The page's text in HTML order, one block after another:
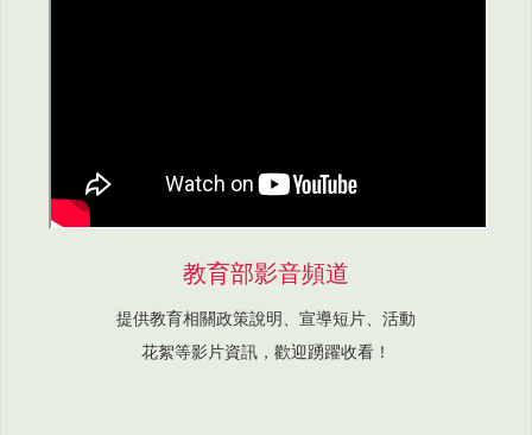
教育部影音頻道
提供教育相關政策說明、宣導短片、活動
花絮等影片資訊，歡迎踴躍收看！